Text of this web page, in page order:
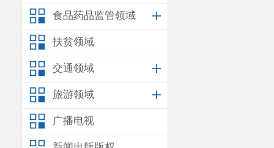
食品药品监管领域
扶贫领域
交通领域
旅游领域
广播电视